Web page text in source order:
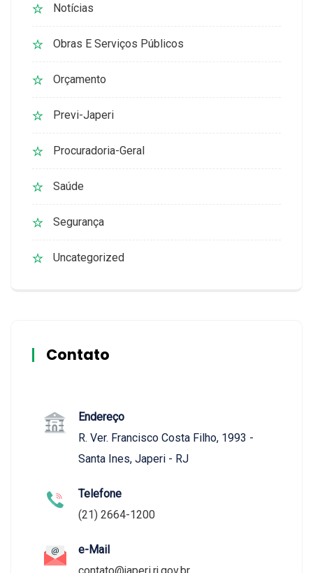
Notícias
Obras E Serviços Públicos
Orçamento
Previ-Japeri
Procuradoria-Geral
Saúde
Segurança
Uncategorized
Contato
Endereço
R. Ver. Francisco Costa Filho, 1993 -
Santa Ines, Japeri - RJ
Telefone
(21) 2664-1200
e-Mail